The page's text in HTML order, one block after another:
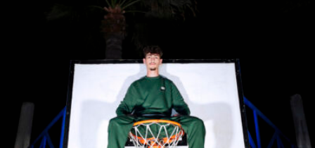
Roberta Belcastro